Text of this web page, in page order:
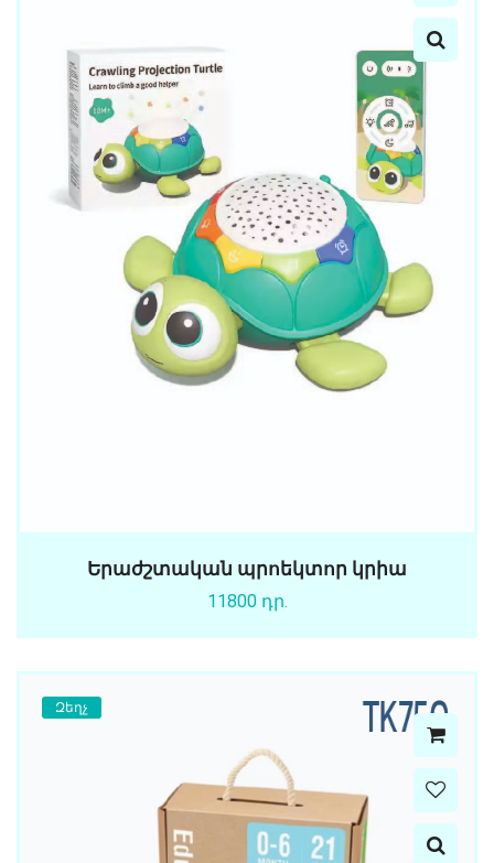
Երաժշտական պրոեկտոր կրիա
11800 դր.
Զեղչ